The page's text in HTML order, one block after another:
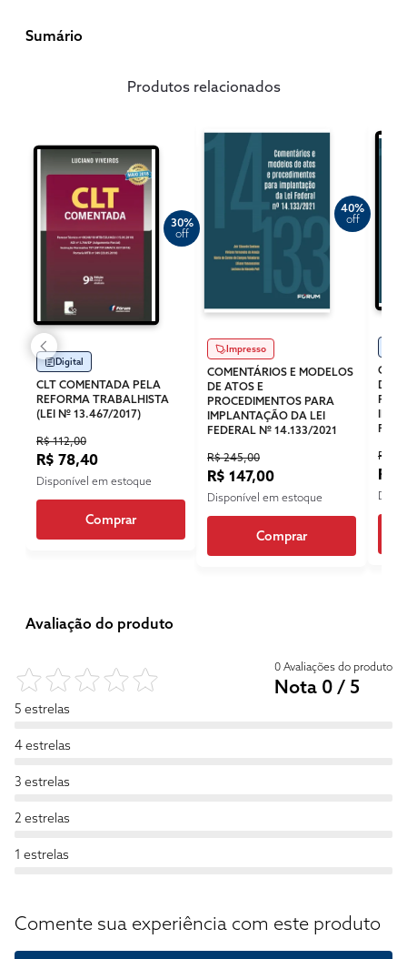
Sumário
Produtos relacionados
30%
off
Digital
CLT COMENTADA PELA
REFORMA TRABALHISTA
(LEI Nº 13.467/2017)
R$ 112,00
R$ 78,40
Disponível em estoque
Comprar
40%
off
Impresso
COMENTÁRIOS E MODELOS
DE ATOS E
PROCEDIMENTOS PARA
IMPLANTAÇÃO DA LEI
FEDERAL Nº 14.133/2021
R$ 245,00
R$ 147,00
Disponível em estoque
Comprar
DE
R$
R$
Avaliação do produto
0 Avaliações do produto
Nota 0 / 5
5 estrelas
4 estrelas
3 estrelas
2 estrelas
1 estrelas
Comente sua experiência com este produto